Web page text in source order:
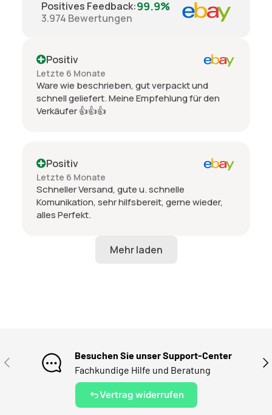
Positives Feedback:99.9%
3.974 Bewertungen
Positiv
Letzte 6 Monate
Ware wie beschrieben, gut verpackt und
schnell geliefert. Meine Empfehlung für den
Verkäufer 👍👍👍
Positiv
Letzte 6 Monate
Schneller Versand, gute u. schnelle
Komunikation, sehr hilfsbereit, gerne wieder,
alles Perfekt.
VORHERIGE
Besuchen Sie unser Support-Center
Fachkundige Hilfe und Beratung
Vertrag widerrufen